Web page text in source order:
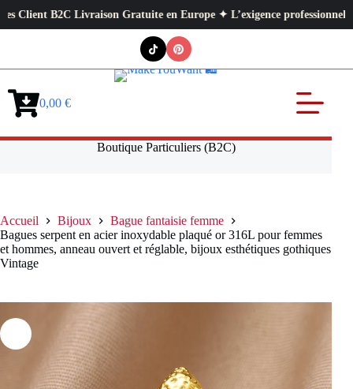
B2C Livraison Gratuite en Europe ✦ L’exigence professionnelle au
Panier0,00 €
Boutique Particuliers (B2C)
Accueil Bijoux
Bague fantaisie femme
Bagues serpent en acier inoxydable plaqué or 316L pour femmes
et hommes, anneau ouvert et réglable, bijoux esthétiques gothiques
Vintage